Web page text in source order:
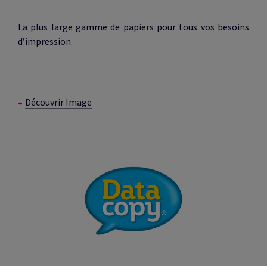
La plus large gamme de papiers pour tous vos besoins
d’impression.
Découvrir Image